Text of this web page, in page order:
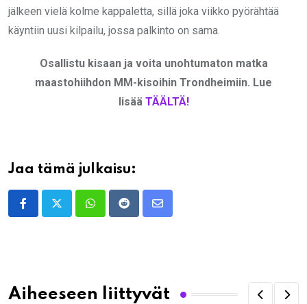
jälkeen vielä kolme kappaletta, sillä joka viikko pyörähtää
käyntiin uusi kilpailu, jossa palkinto on sama.
Osallistu kisaan ja voita unohtumaton matka
maastohiihdon MM-kisoihin Trondheimiin. Lue
lisää TÄÄLTÄ!
Jaa tämä julkaisu:
WhatsappRedditShare
Aiheeseen liittyvät